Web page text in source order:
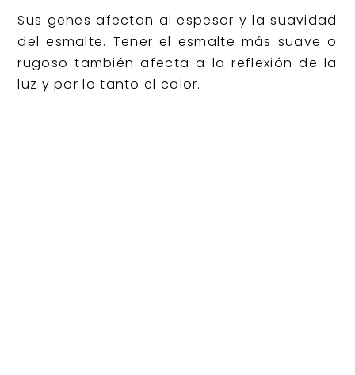
Sus genes afectan al espesor y la suavidad
del esmalte. Tener el esmalte más suave o
rugoso también afecta a la reflexión de la
luz y por lo tanto el color.